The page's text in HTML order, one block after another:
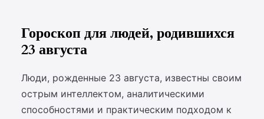
Гороскоп для людей, родившихся
23 августа
Люди, рожденные 23 августа, известны своим
острым интеллектом, аналитическими
способностями и практическим подходом к